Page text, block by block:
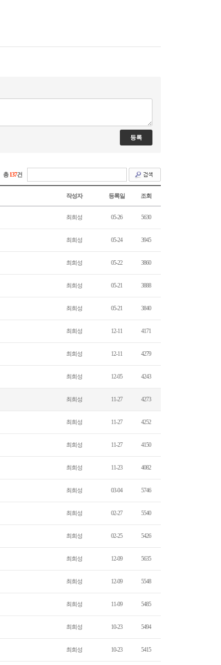
총137건
작성자 등록일 조회
최희성 05-26 5630
최희성 05-24 3945
최희성 05-22 3860
최희성 05-21 3888
최희성 05-21 3840
최희성 12-11 4171
최희성 12-11 4279
최희성 12-05 4243
최희성 11-27 4273
최희성 11-27 4252
최희성 11-27 4150
최희성 11-23 4082
최희성 03-04 5746
최희성 02-27 5540
최희성 02-25 5426
최희성 12-09 5635
최희성 12-09 5548
최희성 11-09 5485
최희성 10-23 5494
최희성 10-23 5415